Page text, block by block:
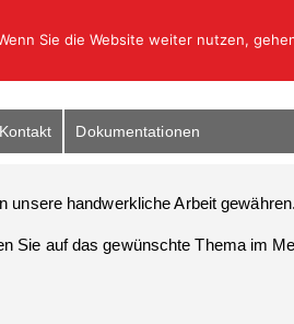
Kontakt Dokumentationen
unsere handwerkliche Arbeit gewähren.
Sie auf das gewünschte Thema im
Sie die Website weiter nutzen,